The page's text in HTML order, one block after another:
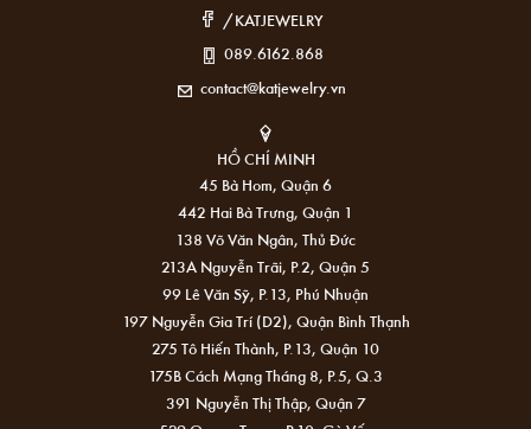
/KATJEWELRY
089.6162.868
contact@katjewelry.vn
HỒ CHÍ MINH
45 Bà Hom, Quận 6
442 Hai Bà Trưng, Quận 1
138 Võ Văn Ngân, Thủ Đức
213A Nguyễn Trãi, P.2, Quận 5
99 Lê Văn Sỹ, P.13, Phú Nhuận
197 Nguyễn Gia Trí (D2), Quận Bình Thạnh
275 Tô Hiến Thành, P.13, Quận 10
175B Cách Mạng Tháng 8, P.5, Q.3
391 Nguyễn Thị Thập, Quận 7